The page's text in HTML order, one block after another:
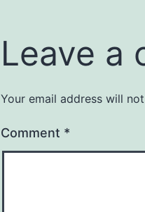
Leave a
Your email address will
Comment *